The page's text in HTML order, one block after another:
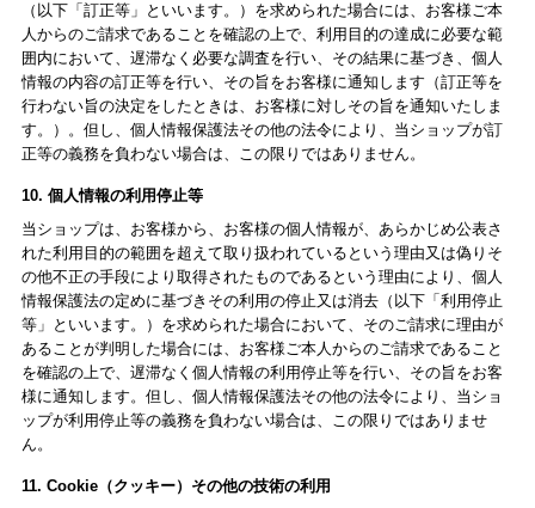
（以下「訂正等」といいます。）を求められた場合には、お客様ご本
人からのご請求であることを確認の上で、利用目的の達成に必要な範
囲内において、遅滞なく必要な調査を行い、その結果に基づき、個人
情報の内容の訂正等を行い、その旨をお客様に通知します（訂正等を
行わない旨の決定をしたときは、お客様に対しその旨を通知いたしま
す。）。但し、個人情報保護法その他の法令により、当ショップが訂
正等の義務を負わない場合は、この限りではありません。
10. 個人情報の利用停止等
当ショップは、お客様から、お客様の個人情報が、あらかじめ公表さ
れた利用目的の範囲を超えて取り扱われているという理由又は偽りそ
の他不正の手段により取得されたものであるという理由により、個人
情報保護法の定めに基づきその利用の停止又は消去（以下「利用停止
等」といいます。）を求められた場合において、そのご請求に理由が
あることが判明した場合には、お客様ご本人からのご請求であること
を確認の上で、遅滞なく個人情報の利用停止等を行い、その旨をお客
様に通知します。但し、個人情報保護法その他の法令により、当ショ
ップが利用停止等の義務を負わない場合は、この限りではありませ
ん。
11. Cookie（クッキー）その他の技術の利用